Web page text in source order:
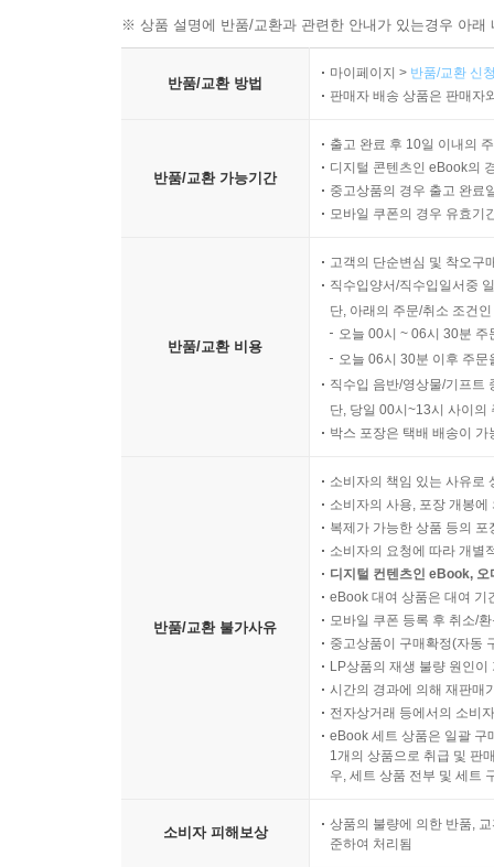
※ 상품 설명에 반품/교환과 관련한 안내가 있는경우 아
반품/교환 방법
마이페이지 > 반품/교환 신
판매자 배송 상품은 판매자
반품/교환 가능기간
출고 완료 후 10일 이내의
디지털 콘텐츠인 eBook의
중고상품의 경우 출고 완료
모바일 쿠폰의 경우 유효기
반품/교환 비용
고객의 단순변심 및 착오구
직수입양서/직수입일서중
단, 아래의 주문/취소 조건
오늘 00시 ~ 06시 30분
오늘 06시 30분 이후 주
직수입 음반/영상물/기프트
단, 당일 00시~13시 사이의
박스 포장은 택배 배송이
반품/교환 불가사유
소비자의 책임 있는 사유로
소비자의 사용, 포장 개봉
복제가 가능한 상품 등의
소비자의 요청에 따라 개별
디지털 컨텐츠인 eBook,
eBook 대여 상품은 대여 기
모바일 쿠폰 등록 후 취소/
중고상품이 구매확정(자동
LP상품의 재생 불량 원인
시간의 경과에 의해 재판매
전자상거래 등에서의 소비
eBook 세트 상품은 일괄 구
1개의 상품으로 취급 및 판
우, 세트 상품 전부 및 세트
소비자 피해보상
상품의 불량에 의한 반품,
준하여 처리됨